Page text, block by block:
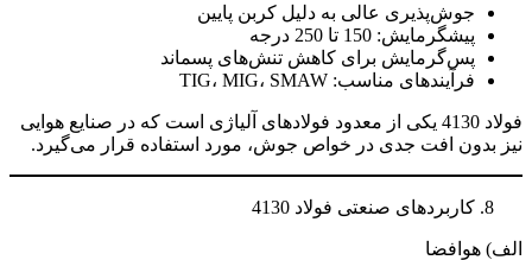
جوش‌پذیری عالی به دلیل کربن پایین
پیشگرمایش: 150 تا 250 درجه
پس‌گرمایش برای کاهش تنش‌های پسماند
فرآیندهای مناسب: TIG، MIG، SMAW
فولاد 4130 یکی از معدود فولادهای آلیاژی است که در صنایع هوایی
نیز بدون افت جدی در خواص جوش، مورد استفاده قرار می‌گیرد.
کاربردهای صنعتی فولاد 4130
الف) هوافضا